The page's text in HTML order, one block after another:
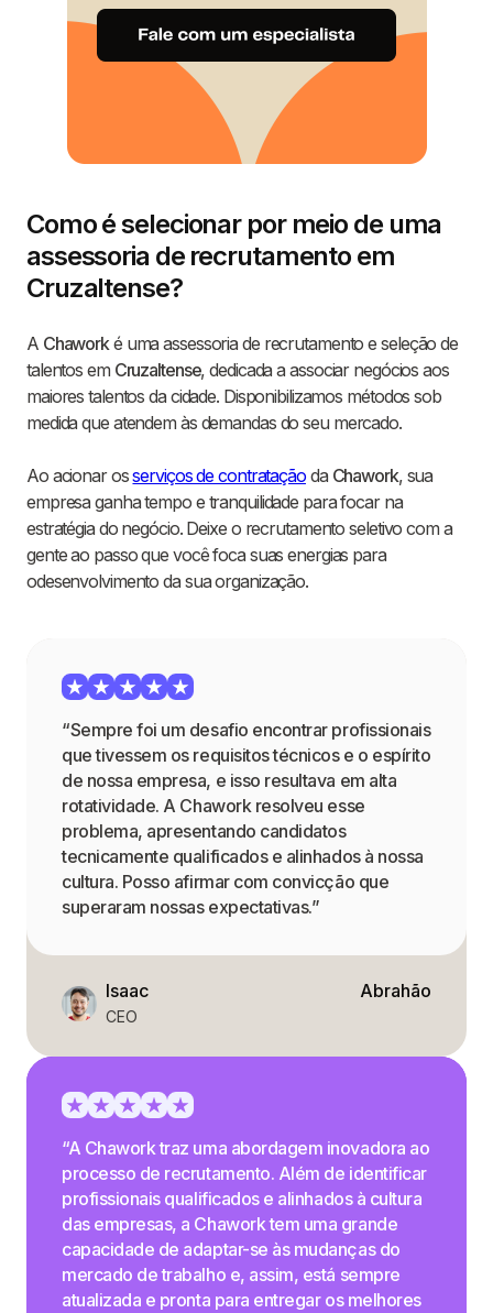
Como é selecionar por meio de uma
assessoria de recrutamento em
Cruzaltense?
A Chaworké uma assessoria de recrutamento e seleção de
talentos em Cruzaltense, dedicada a associar negócios aos
maiores talentos da cidade. Disponibilizamos métodos sob
medida que atendem às demandas do seu mercado.
Ao acionar osserviços de contrataçãoda Chawork, sua
empresa ganha tempo e tranquilidade para focar na
estratégia do negócio. Deixe o recrutamento seletivo com a
gente ao passo que você foca suas energias para
odesenvolvimento da sua organização.
“Sempre foi um desafio encontrar profissionais
que tivessem os requisitos técnicos e o espírito
de nossa empresa, e isso resultava em alta
rotatividade. A Chawork resolveu esse
problema, apresentando candidatos
tecnicamente qualificados e alinhados à nossa
cultura. Posso afirmar com convicção que
superaram nossas expectativas.”
Isaac
CEO
Abrahão
“A Chawork traz uma abordagem inovadora ao
processo de recrutamento. Além de identificar
profissionais qualificados e alinhados à cultura
das empresas, a Chawork tem uma grande
capacidade de adaptar-se às mudanças do
mercado de trabalho e, assim, está sempre
atualizada e pronta para entregar os melhores